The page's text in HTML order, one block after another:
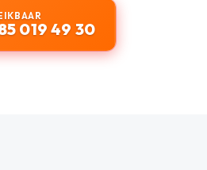
019 49 30